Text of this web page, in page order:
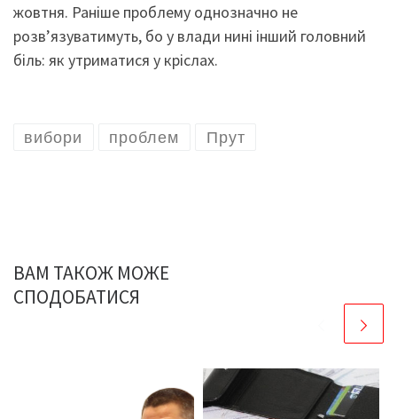
жовтня. Раніше проблему однозначно не
розв’язуватимуть, бо у влади нині інший головний
біль: як утриматися у кріслах.
вибори проблем Прут
ВАМ ТАКОЖ МОЖЕ
СПОДОБАТИСЯ